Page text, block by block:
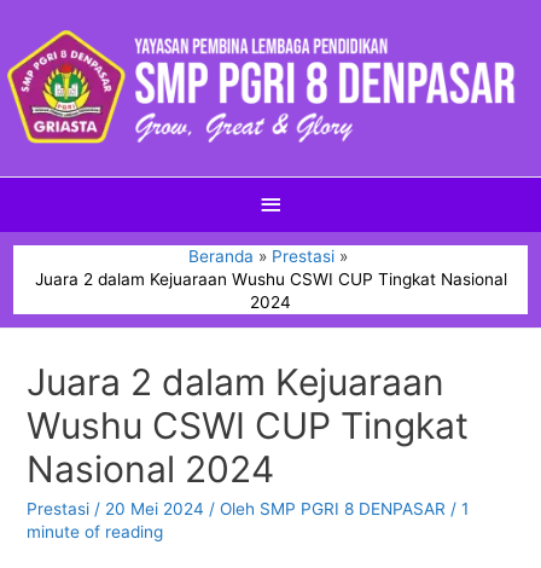
Beranda
Prestasi
Juara 2 dalam Kejuaraan Wushu CSWI CUP Tingkat Nasional
2024
Juara 2 dalam Kejuaraan
Wushu CSWI CUP Tingkat
Nasional 2024
Prestasi / 20 Mei 2024 / Oleh SMP PGRI 8 DENPASAR / 1
minute of reading